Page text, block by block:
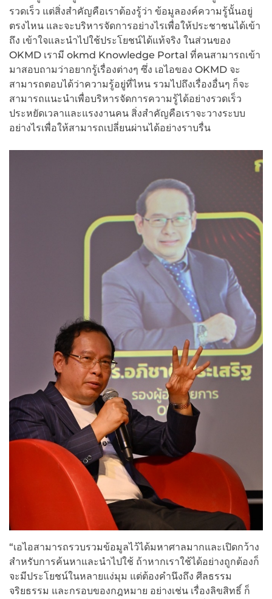
รวดเร็ว แต่สิ่งสำคัญคือเราต้องรู้ว่า ข้อมูลองค์ความรู้นั้นอยู่
ตรงไหน และจะบริหารจัดการอย่างไรเพื่อให้ประชาชนได้เข้า
ถึง เข้าใจและนำไปใช้ประโยชน์ได้แท้จริง ในส่วนของ
OKMD เรามี okmd Knowledge Portal ที่คนสามารถเข้า
มาสอบถามว่าอยากรู้เรื่องต่างๆ ซึ่ง เอไอของ OKMD จะ
สามารถตอบได้ว่าความรู้อยู่ที่ไหน รวมไปถึงเรื่องอื่นๆ ก็จะ
สามารถแนะนำเพื่อบริหารจัดการความรู้ได้อย่างรวดเร็ว
ประหยัดเวลาและแรงงานคน สิ่งสำคัญคือเราจะวางระบบ
อย่างไรเพื่อให้สามารถเปลี่ยนผ่านได้อย่างราบรื่น
“เอไอสามารถรวบรวมข้อมูลไว้ได้มหาศาลมากและเปิดกว้าง
สำหรับการค้นหาและนำไปใช้ ถ้าหากเราใช้ได้อย่างถูกต้องก็
จะมีประโยชน์ในหลายแง่มุม แต่ต้องคำนึงถึง ศีลธรรม
จริยธรรม และกรอบของกฎหมาย อย่างเช่น เรื่องลิขสิทธิ์ ก็